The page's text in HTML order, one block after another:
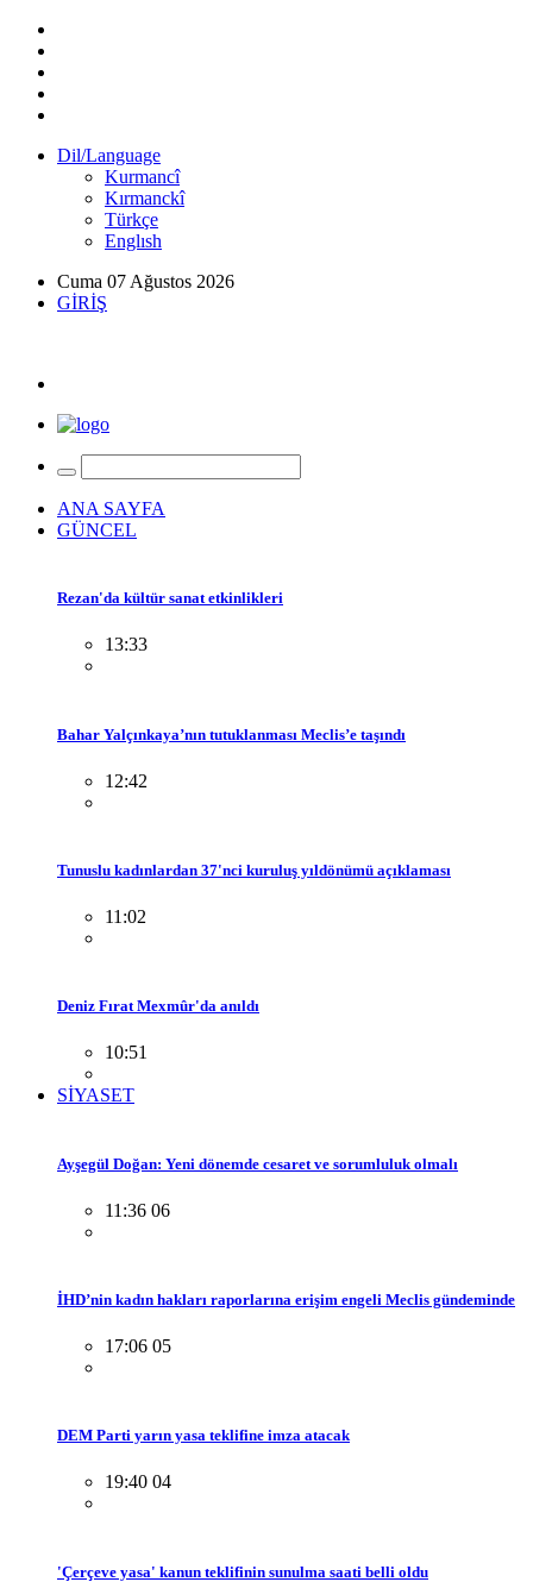
Dil/Language
Kurmancî
Kırmanckî
Türkçe
Englısh
Cuma 07 Ağustos 2026
GİRİŞ
ANA SAYFA
GÜNCEL
Rezan'da kültür sanat etkinlikleri
13:33
Bahar Yalçınkaya’nın tutuklanması Meclis’e taşındı
12:42
Tunuslu kadınlardan 37'nci kuruluş yıldönümü açıklaması
11:02
Deniz Fırat Mexmûr'da anıldı
10:51
SİYASET
Ayşegül Doğan: Yeni dönemde cesaret ve sorumluluk olmalı
11:36 06
İHD’nin kadın hakları raporlarına erişim engeli Meclis gündeminde
17:06 05
DEM Parti yarın yasa teklifine imza atacak
19:40 04
'Çerçeve yasa' kanun teklifinin sunulma saati belli oldu